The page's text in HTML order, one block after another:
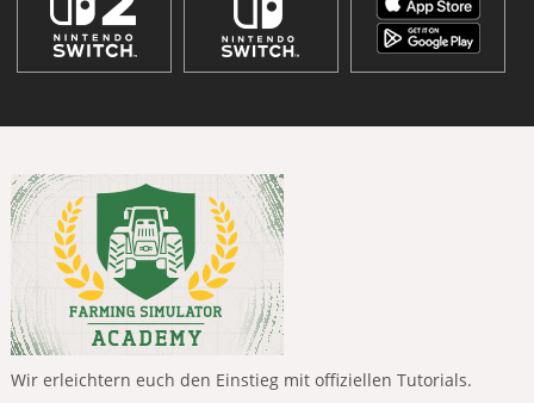
Wir erleichtern euch den Einstieg mit offiziellen Tutorials.